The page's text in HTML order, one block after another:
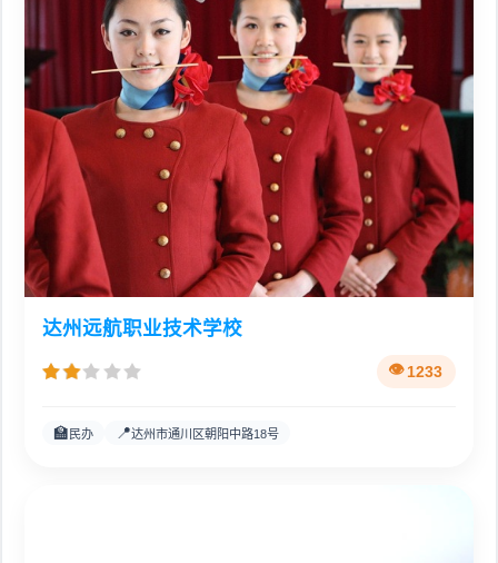
达州远航职业技术学校
1233
🏫 民办 📍达州市通川区朝阳中路18号